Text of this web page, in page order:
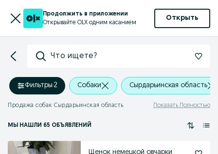
Продолжить в приложении
Открывайте OLX одним касанием
Открыть
Что ищете?
Фильтры·2 Собаки Сырдарьинская область
Продажа собак Сырдарьинская область Показать Полностью
МЫ НАШЛИ 65 ОБЪЯВЛЕНИЙ
Щенок немецкой овчарки